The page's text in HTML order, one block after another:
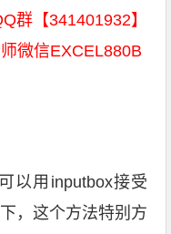
群【341401932】
微信EXCEL880B
以用inputbox接受
，这个方法特别方